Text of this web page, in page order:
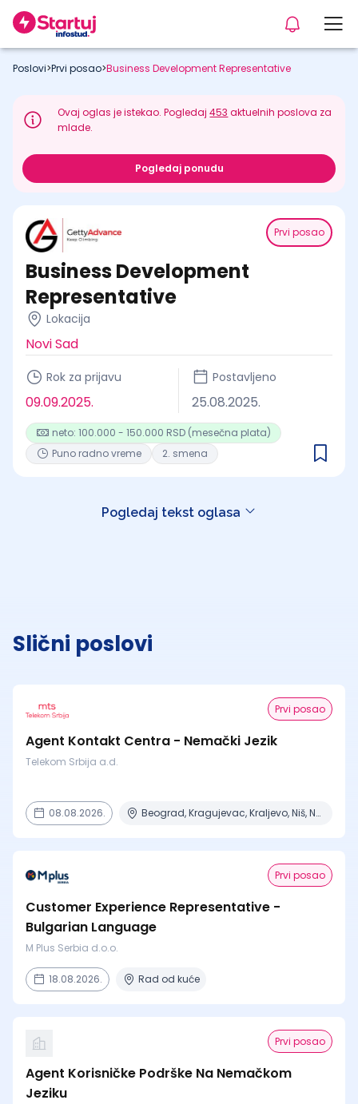
Poslovi>Prvi posao>Business Development Representative
Ovaj oglas je istekao. Pogledaj453 aktuelnih poslova za
mlade.
Pogledaj ponudu
Prvi posao
Business Development
Representative
Lokacija
Novi Sad
Rok za prijavu
09.09.2025.
Postavljeno
25.08.2025.
neto: 100.000 - 150.000 RSD (mesečna plata)
Puno radno vreme
2. smena
Pogledaj tekst oglasa
Slični poslovi
Prvi posao
Agent Kontakt Centra - Nemački Jezik
Telekom Srbija a.d.
08.08.2026. Beograd, Kragujevac, Kraljevo, Niš, Novi Sad + 2 mesta
Prvi posao
Customer Experience Representative -
Bulgarian Language
M Plus Serbia d.o.o.
18.08.2026. Rad od kuće
Prvi posao
Agent Korisničke Podrške Na Nemačkom
Jeziku